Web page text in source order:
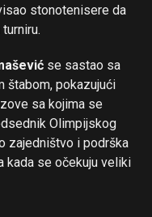
stonotenisere da
se sastao sa
štabom, pokazujući
sa kojima se
Olimpijskog
zajedništvo i podrška
kada se očekuju veliki